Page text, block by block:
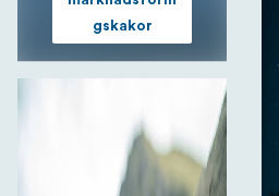
gskakor